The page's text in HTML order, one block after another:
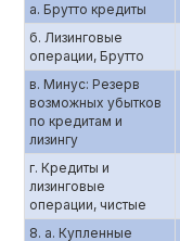
а. Брутто кредиты
б. Лизинговые
операции, Брутто
в. Минус: Резерв
возможных убытков
по кредитам и
лизингу
г. Кредиты и
лизинговые
операции, чистые
8. а. Купленные